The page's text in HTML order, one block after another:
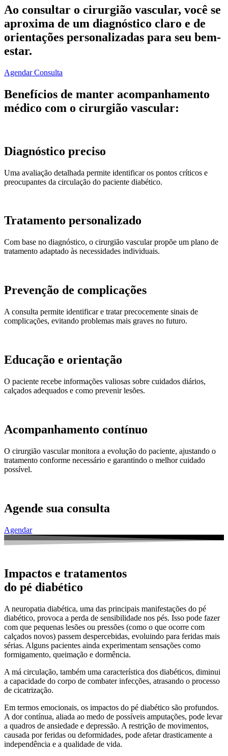
Ao consultar o cirurgião vascular, você se
aproxima de um diagnóstico claro e de
orientações personalizadas para seu bem-
estar.
Agendar Consulta
Benefícios de manter acompanhamento
médico com o cirurgião vascular:
Diagnóstico preciso
Uma avaliação detalhada permite identificar os pontos críticos e
preocupantes da circulação do paciente diabético.
Tratamento personalizado
Com base no diagnóstico, o cirurgião vascular propõe um plano de
tratamento adaptado às necessidades individuais.
Prevenção de complicações
A consulta permite identificar e tratar precocemente sinais de
complicações, evitando problemas mais graves no futuro.
Educação e orientação
O paciente recebe informações valiosas sobre cuidados diários,
calçados adequados e como prevenir lesões.
Acompanhamento contínuo
O cirurgião vascular monitora a evolução do paciente, ajustando o
tratamento conforme necessário e garantindo o melhor cuidado
possível.
Agende sua consulta
Agendar
Impactos e tratamentos
do pé diabético
A neuropatia diabética, uma das principais manifestações do pé
diabético, provoca a perda de sensibilidade nos pés. Isso pode fazer
com que pequenas lesões ou pressões (como o que ocorre com
calçados novos) passem despercebidas, evoluindo para feridas mais
sérias. Alguns pacientes ainda experimentam sensações como
formigamento, queimação e dormência.
A má circulação, também uma característica dos diabéticos, diminui
a capacidade do corpo de combater infecções, atrasando o processo
de cicatrização.
Em termos emocionais, os impactos do pé diabético são profundos.
A dor contínua, aliada ao medo de possíveis amputações, pode levar
a quadros de ansiedade e depressão. A restrição de movimentos,
causada por feridas ou deformidades, pode afetar drasticamente a
independência e a qualidade de vida.